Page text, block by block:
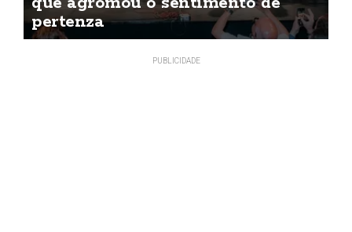
pertenza